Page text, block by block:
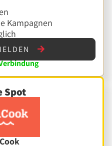
Kampagnen
Spot